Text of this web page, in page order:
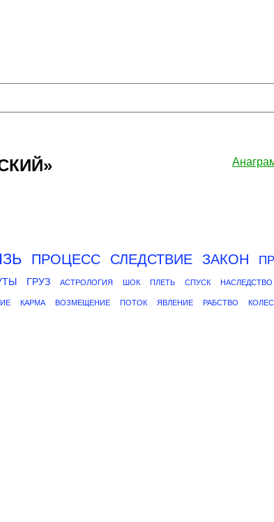
ПРОЦЕСС СЛЕДСТВИЕ ЗАКОН
ГРУЗ АСТРОЛОГИЯ ШОК ПЛЕТЬ СПУСК НАСЛЕДСТВО
КАРМА ВОЗМЕЩЕНИЕ ПОТОК ЯВЛЕНИЕ РАБСТВО